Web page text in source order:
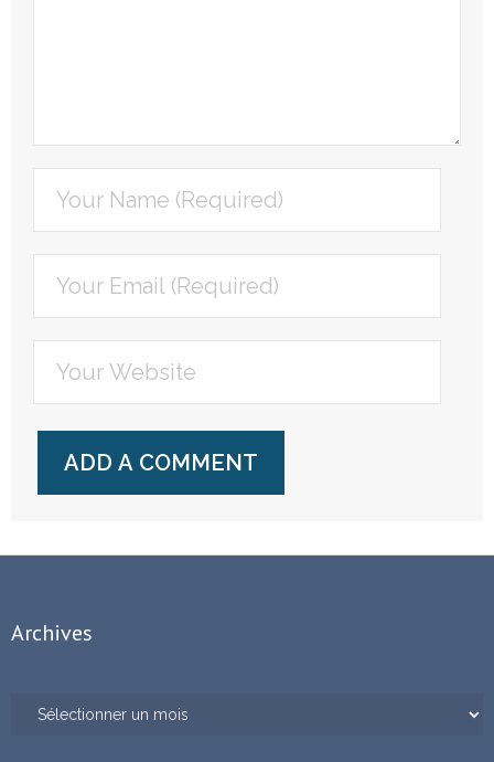
Archives